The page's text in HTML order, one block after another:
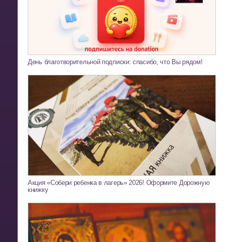
День благотворительной подписки: спасибо, что Вы рядом!
Акция «Собери ребенка в лагерь» 2026! Оформите Дорожную
книжку